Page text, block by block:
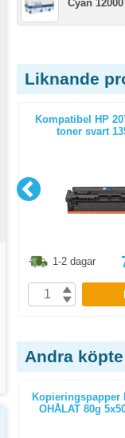
Cyan
Liknande
Kompatibel HP
toner svart
1-2 dagar
Andra
Kopieringspapper
OHÅLAT 80g